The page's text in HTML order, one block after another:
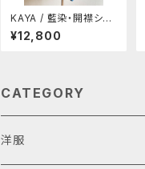
KAYA / 藍染・開襟シャ
ツ(XL)
¥12,800
CATEGORY
洋服